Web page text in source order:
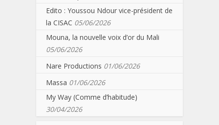
Edito : Youssou Ndour vice-président de
la CISAC 05/06/2026
Mouna, la nouvelle voix d’or du Mali
05/06/2026
Nare Productions 01/06/2026
Massa 01/06/2026
My Way (Comme d’habitude)
30/04/2026